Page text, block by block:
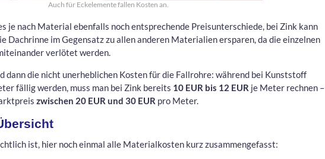
Auch für Eckelemente fallen Kosten an.
je nach Material ebenfalls noch entsprechende Preisunterschiede, bei Zink kann
Dachrinne im Gegensatz zu allen anderen Materialien ersparen, da die einzelnen
verlötet werden.
dann die nicht unerheblichen Kosten für die Fallrohre: während bei Kunststoff
fällig werden, muss man bei Zink bereits 10 EUR bis 12 EUR je Meter rechnen –
zwischen 20 EUR und 30 EUR pro Meter.
ist, hier noch einmal alle Materialkosten kurz zusammengefasst: